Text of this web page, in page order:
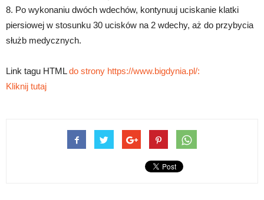
8. Po wykonaniu dwóch wdechów, kontynuuj uciskanie klatki
piersiowej w stosunku 30 ucisków na 2 wdechy, aż do przybycia
służb medycznych.
Link tagu HTMLdo strony https://www.bigdynia.pl/:
Kliknij tutaj